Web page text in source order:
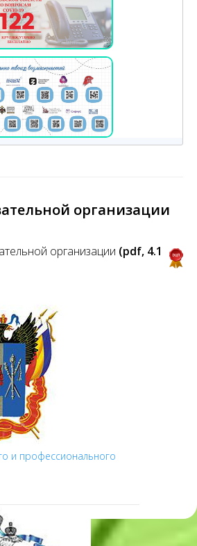
организации
организации (pdf, 4.1
и профессионального